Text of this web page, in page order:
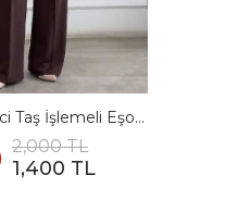
Kuş Gözü İnci Taş İşlemeli Eşofman Takımı - KAHVERENGI
2,000 TL
1,400 TL